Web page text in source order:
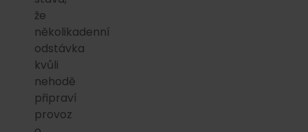
že
několikadenní
odstávka
kvůli
nehodě
připraví
provoz